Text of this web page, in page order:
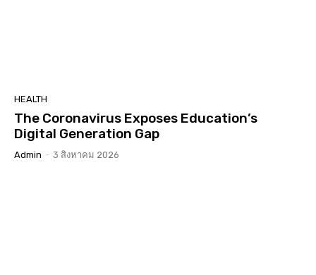
HEALTH
The Coronavirus Exposes Education’s
Digital Generation Gap
Admin - 3 สิงหาคม 2026